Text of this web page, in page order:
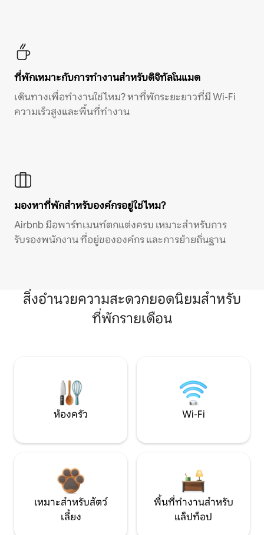
ที่พักเหมาะกับการทำงานสำหรับดิจิทัลโนแมด
เดินทางเพื่อทำงานใช่ไหม? หาที่พักระยะยาวที่มี Wi-Fi
ความเร็วสูงและพื้นที่ทำงาน
มองหาที่พักสำหรับองค์กรอยู่ใช่ไหม?
Airbnb มีอพาร์ทเมนท์ตกแต่งครบ เหมาะสำหรับการ
รับรองพนักงาน ที่อยู่ขององค์กร และการย้ายถิ่นฐาน
สิ่งอำนวยความสะดวกยอดนิยมสำหรับ
ที่พักรายเดือน
ห้องครัว Wi-Fi
เหมาะสำหรับสัตว์
เลี้ยง
พื้นที่ทำงานสำหรับ
แล็ปท็อป